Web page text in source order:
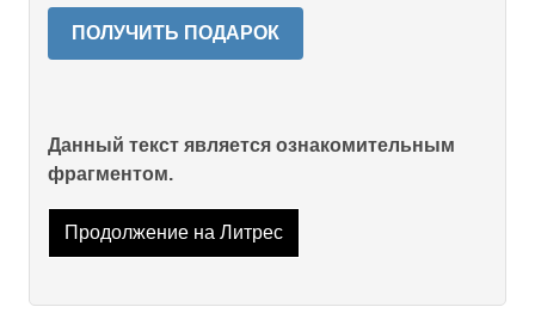
ПОЛУЧИТЬ ПОДАРОК
Данный текст является ознакомительным
фрагментом.
Продолжение на Литрес